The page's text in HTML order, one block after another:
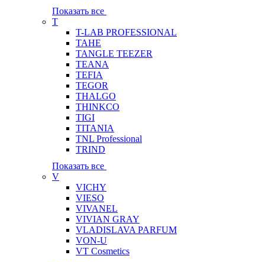
Показать все
T
T-LAB PROFESSIONAL
TAHE
TANGLE TEEZER
TEANA
TEFIA
TEGOR
THALGO
THINKCO
TIGI
TITANIA
TNL Professional
TRIND
Показать все
V
VICHY
VIESO
VIVANEL
VIVIAN GRAY
VLADISLAVA PARFUM
VON-U
VT Cosmetics